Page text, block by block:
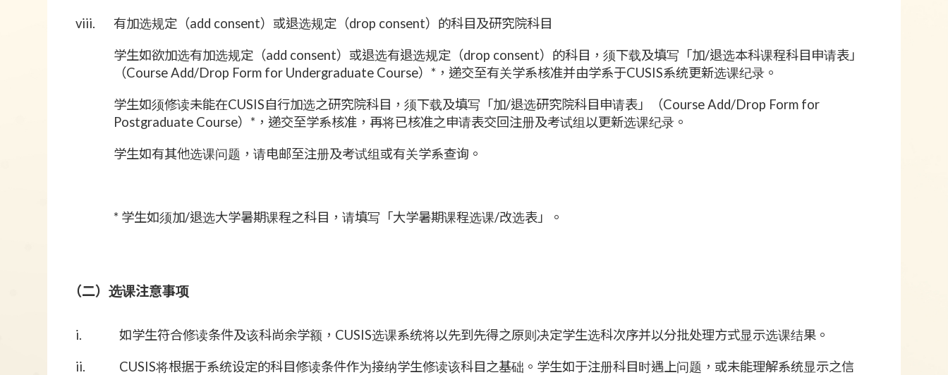
viii. 有加选规定（add consent）或退选规定（drop consent）的科目及研究院科目
学生如欲加选有加选规定（add consent）或退选有退选规定（drop consent）的科目，须下载及填写「加/退选本科课程科目申请表」
（Course Add/Drop Form for Undergraduate Course）*，递交至有关学系核准并由学系于CUSIS系统更新选课纪录。
学生如须修读未能在CUSIS自行加选之研究院科目，须下载及填写「加/退选研究院科目申请表」（Course Add/Drop Form for
Postgraduate Course）*，递交至学系核准，再将已核准之申请表交回注册及考试组以更新选课纪录。
学生如有其他选课问题，请电邮至注册及考试组或有关学系查询。
* 学生如须加/退选大学暑期课程之科目，请填写「大学暑期课程选课/改选表」。
（二）选课注意事项
i. 如学生符合修读条件及该科尚余学额，CUSIS选课系统将以先到先得之原则决定学生选科次序并以分批处理方式显示选课结果。
ii.
CUSIS将根据于系统设定的科目修读条件作为接纳学生修读该科目之基础。学生如于注册科目时遇上问题，或未能理解系统显示之信